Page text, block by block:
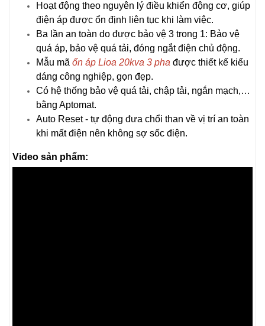
Hoạt động theo nguyên lý điều khiển động cơ, giúp
điện áp được ổn định liên tục khi làm việc.
Ba lần an toàn do được bảo vệ 3 trong 1: Bảo vệ
quá áp, bảo vệ quá tải, đóng ngắt điện chủ động.
Mẫu mã ổn áp Lioa 20kva 3 pha được thiết kế kiểu
dáng công nghiệp, gọn đẹp.
Có hệ thống bảo vệ quá tải, chập tải, ngắn mạch,…
bằng Aptomat.
Auto Reset - tự động đưa chổi than về vị trí an toàn
khi mất điện nên không sợ sốc điện.
Video sản phẩm: